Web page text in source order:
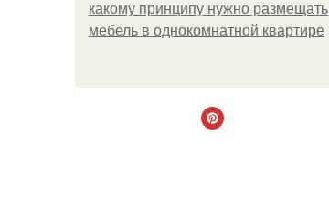
какому принципу нужно размещать
мебель в однокомнатной квартире